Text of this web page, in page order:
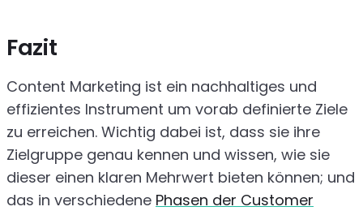
Fazit
Content Marketing ist ein nachhaltiges und
effizientes Instrument um vorab definierte Ziele
zu erreichen. Wichtig dabei ist, dass sie ihre
Zielgruppe genau kennen und wissen, wie sie
dieser einen klaren Mehrwert bieten können; und
das in verschiedene Phasen der Customer